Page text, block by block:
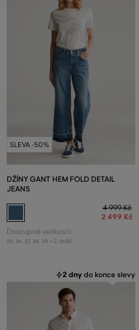
SLEVA -50%
DŽÍNY GANT HEM FOLD DETAIL
JEANS
4 999 Kč
2 499 Kč
Dostupné velikosti:
25 26 27, 28 29 +2 další
2 dny do konce slevy